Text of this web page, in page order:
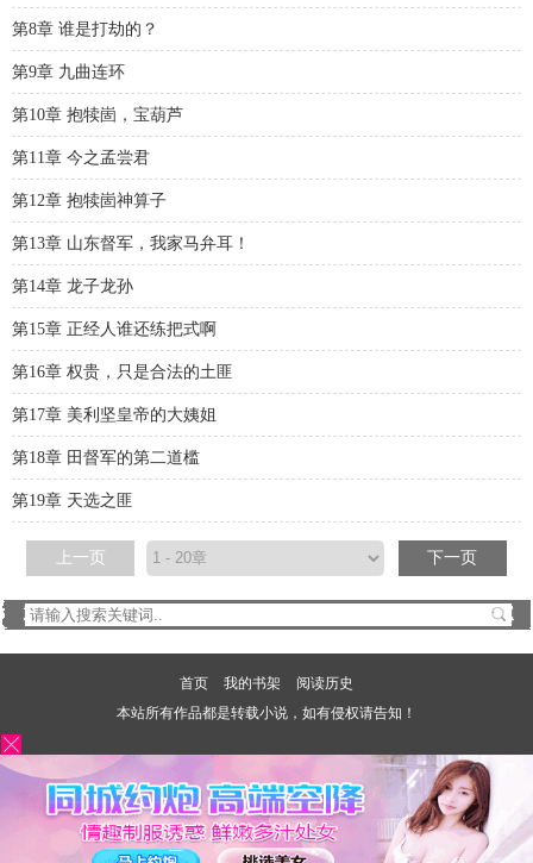
第8章 谁是打劫的？
第9章 九曲连环
第10章 抱犊崮，宝葫芦
第11章 今之孟尝君
第12章 抱犊崮神算子
第13章 山东督军，我家马弁耳！
第14章 龙子龙孙
第15章 正经人谁还练把式啊
第16章 权贵，只是合法的土匪
第17章 美利坚皇帝的大姨姐
第18章 田督军的第二道槛
第19章 天选之匪
上一页 下一页
首页 我的书架
阅读历史
本站所有作品都是转载小说，如有侵权请告知！